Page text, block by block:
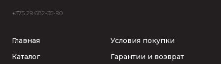
+375 29 682-35-90
Главная
Каталог
Условия покупки
Гарантии и возврат